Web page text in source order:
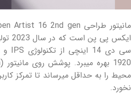
محیط را به حداقل میرساند تا تمرکز
نخورد.